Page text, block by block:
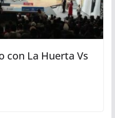
con La Huerta Vs